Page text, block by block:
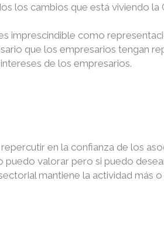
los cambios que está viviendo la
imprescindible como
que los empresarios tengan
de los empresarios.
en la confianza de los
valorar pero si puedo
mantiene la actividad más